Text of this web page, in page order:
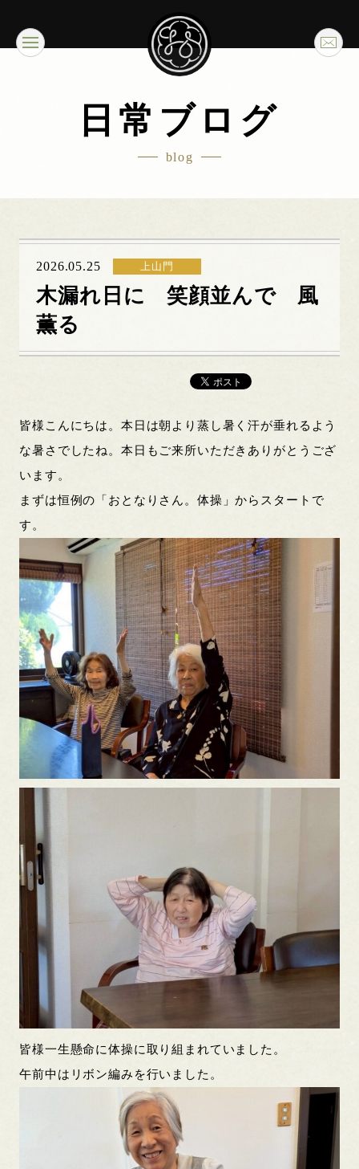
日常ブログ
blog
2026.05.25 上山門
木漏れ日に 笑顔並んで 風
薫る
皆様こんにちは。本日は朝より蒸し暑く汗が垂れるよう
な暑さでしたね。本日もご来所いただきありがとうござ
います。
まずは恒例の「おとなりさん。体操」からスタートで
す。
皆様一生懸命に体操に取り組まれていました。
午前中はリボン編みを行いました。